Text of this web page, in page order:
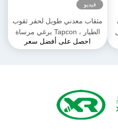
فيديو
مثقاب معدني طويل لحفر ثقوب
الطيار ، Tapcon برغي مرساة
مثقاب الأسمنت
احصل على أفضل سعر